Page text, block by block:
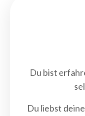
Du bist
Du liebst